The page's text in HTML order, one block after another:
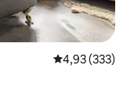
4,93 de uma
4,93 (333)